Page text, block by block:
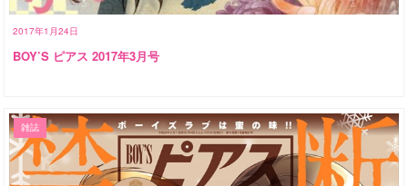
2017年1月24日
BOY’S ピアス 2017年3月号
雑誌